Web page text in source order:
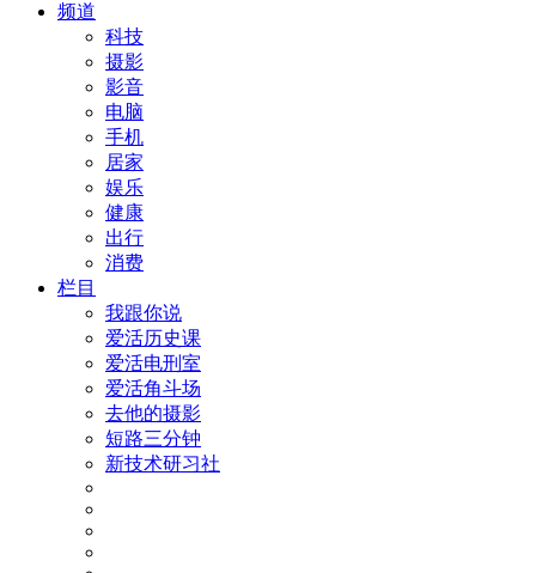
频道
科技
摄影
影音
电脑
手机
居家
娱乐
健康
出行
消费
栏目
我跟你说
爱活历史课
爱活电刑室
爱活角斗场
去他的摄影
短路三分钟
新技术研习社